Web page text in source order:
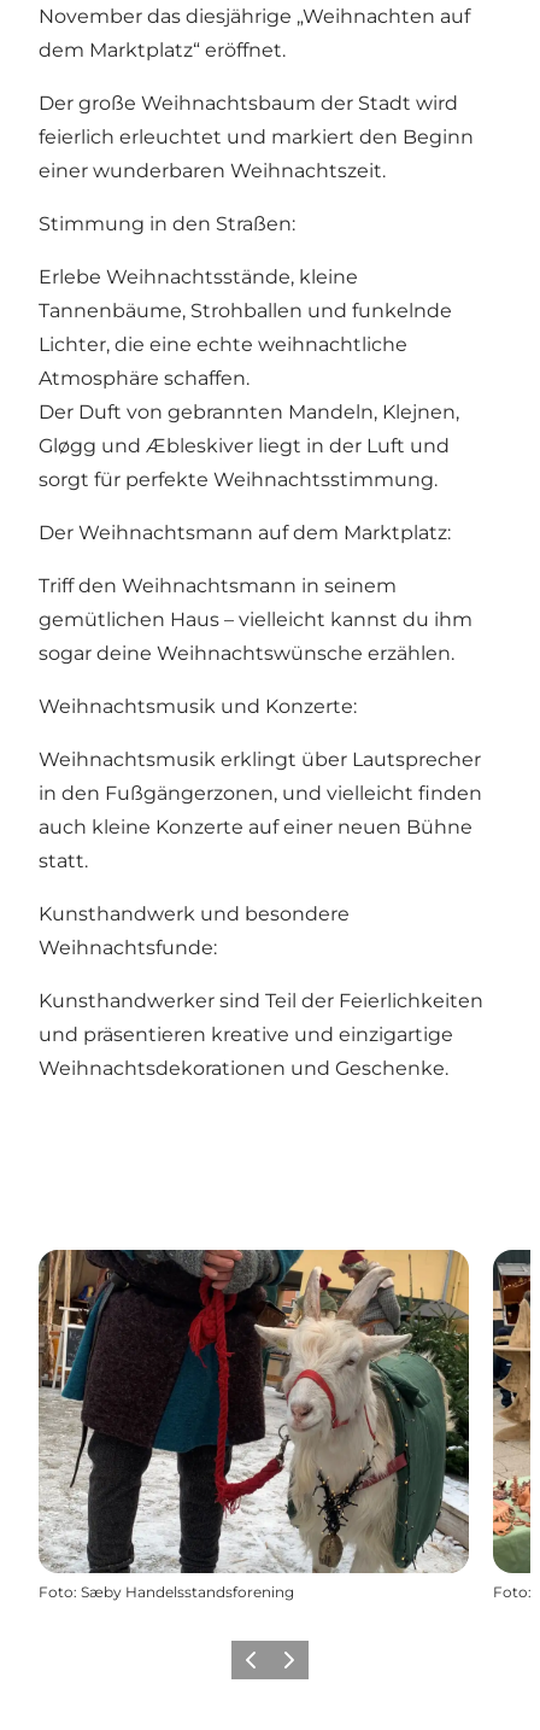
November das diesjährige „Weihnachten auf
dem Marktplatz“ eröffnet.
Der große Weihnachtsbaum der Stadt wird
feierlich erleuchtet und markiert den Beginn
einer wunderbaren Weihnachtszeit.
Stimmung in den Straßen:
Erlebe Weihnachtsstände, kleine
Tannenbäume, Strohballen und funkelnde
Lichter, die eine echte weihnachtliche
Atmosphäre schaffen.
Der Duft von gebrannten Mandeln, Klejnen,
Gløgg und Æbleskiver liegt in der Luft und
sorgt für perfekte Weihnachtsstimmung.
Der Weihnachtsmann auf dem Marktplatz:
Triff den Weihnachtsmann in seinem
gemütlichen Haus – vielleicht kannst du ihm
sogar deine Weihnachtswünsche erzählen.
Weihnachtsmusik und Konzerte:
Weihnachtsmusik erklingt über Lautsprecher
in den Fußgängerzonen, und vielleicht finden
auch kleine Konzerte auf einer neuen Bühne
statt.
Kunsthandwerk und besondere
Weihnachtsfunde:
Kunsthandwerker sind Teil der Feierlichkeiten
und präsentieren kreative und einzigartige
Weihnachtsdekorationen und Geschenke.
Foto: Sæby Handelsstandsforening Foto:
ZurückWeiter